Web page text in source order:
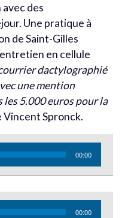
des
Une pratique à
de Saint-Gilles
en cellule
dactylographié
une mention
les 5.000 euros pour la
Vincent Spronck.
00:00
00:00